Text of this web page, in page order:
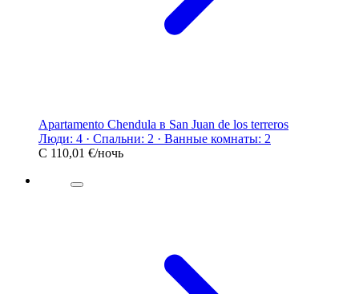
Apartamento Chendula в San Juan de los terreros
Люди: 4 · Спальни: 2 · Ванные комнаты: 2
С 110,01 €/ночь